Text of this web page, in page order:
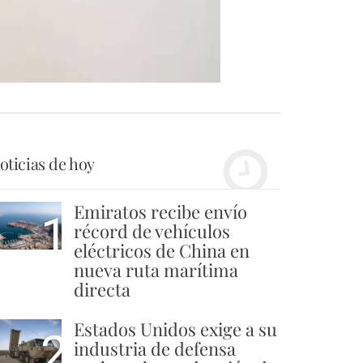
de hoy
1 Emiratos recibe envío
récord de vehículos
eléctricos de China en
nueva ruta marítima
directa
Estados Unidos exige a su
industria de defensa